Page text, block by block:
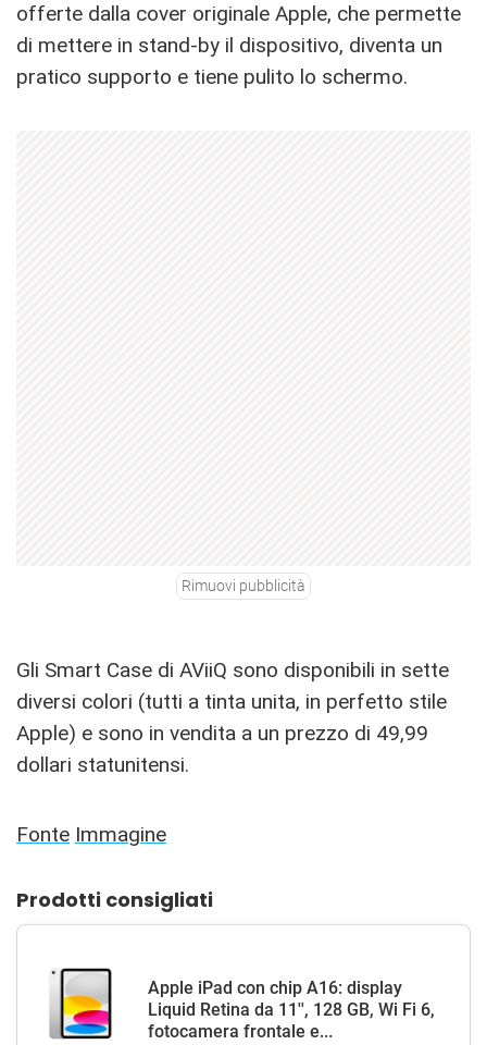
offerte dalla cover originale Apple, che permette
di mettere in stand-by il dispositivo, diventa un
pratico supporto e tiene pulito lo schermo.
Rimuovi pubblicità
Gli Smart Case di AViiQ sono disponibili in sette
diversi colori (tutti a tinta unita, in perfetto stile
Apple) e sono in vendita a un prezzo di 49,99
dollari statunitensi.
Fonte Immagine
Prodotti consigliati
Apple iPad con chip A16: display
Liquid Retina da 11'', 128 GB, Wi Fi 6,
fotocamera frontale e...